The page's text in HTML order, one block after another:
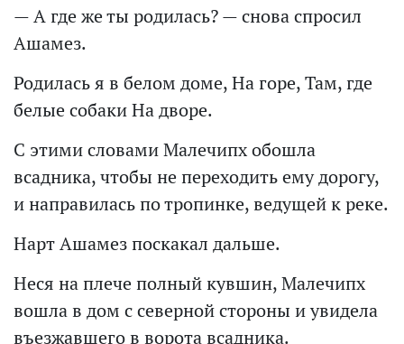
— А где же ты родилась? — снова спросил
Ашамез.
Родилась я в белом доме, На горе, Там, где
белые собаки На дворе.
С этими словами Малечипх обошла
всадника, чтобы не переходить ему дорогу,
и направилась по тропинке, ведущей к реке.
Нарт Ашамез поскакал дальше.
Неся на плече полный кувшин, Малечипх
вошла в дом с северной стороны и увидела
въезжавшего в ворота всадника.